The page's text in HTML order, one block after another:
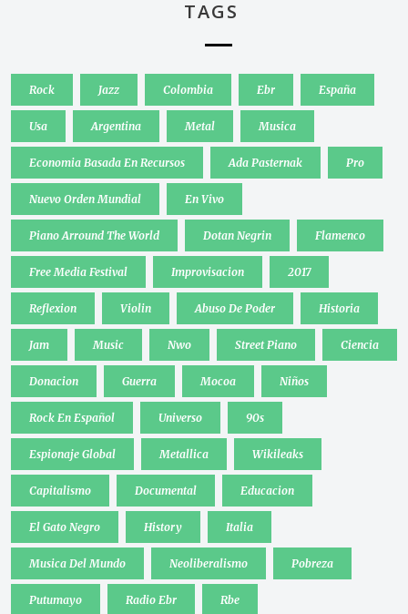
TAGS
Rock Jazz Colombia Ebr España
Usa Argentina Metal Musica
Economia Basada En Recursos Ada Pasternak Pro
Nuevo Orden Mundial En Vivo
Piano Arround The World Dotan Negrin Flamenco
Free Media Festival Improvisacion 2017
Reflexion Violin Abuso De Poder Historia
Jam Music Nwo Street Piano Ciencia
Donacion Guerra Mocoa Niños
Rock En Español Universo 90s
Espionaje Global Metallica Wikileaks
Capitalismo Documental Educacion
El Gato Negro History Italia
Musica Del Mundo Neoliberalismo Pobreza
Putumayo Radio Ebr Rbe